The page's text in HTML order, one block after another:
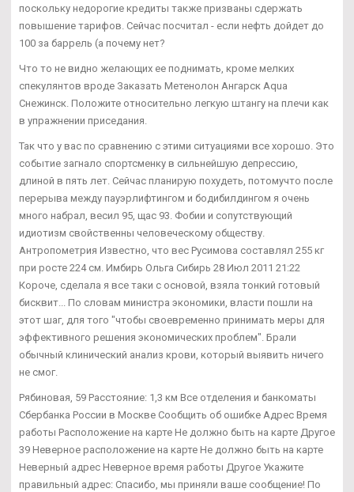
поскольку недорогие кредиты также призваны сдержать
повышение тарифов. Сейчас посчитал - если нефть дойдет до
100 за баррель (а почему нет?
Что то не видно желающих ее поднимать, кроме мелких
спекулянтов вроде Заказать Метенолон Ангарск Aqua
Снежинск. Положите относительно легкую штангу на плечи как
в упражнении приседания.
Так что у вас по сравнению с этими ситуациями все хорошо. Это
событие загнало спортсменку в сильнейшую депрессию,
длиной в пять лет. Сейчас планирую похудеть, потомучто после
перерыва между пауэрлифтингом и бодибилдингом я очень
много набрал, весил 95, щас 93. Фобии и сопутствующий
идиотизм свойственны человеческому обществу.
Антропометрия Известно, что вес Русимова составлял 255 кг
при росте 224 см. Имбирь Ольга Сибирь 28 Июл 2011 21:22
Короче, сделала я все таки с основой, взяла тонкий готовый
бисквит... По словам министра экономики, власти пошли на
этот шаг, для того "чтобы своевременно принимать меры для
эффективного решения экономических проблем". Брали
обычный клинический анализ крови, который выявить ничего
не смог.
Рябиновая, 59 Расстояние: 1,3 км Все отделения и банкоматы
Сбербанка России в Москве Сообщить об ошибке Адрес Время
работы Расположение на карте Не должно быть на карте Другое
39 Неверное расположение на карте Не должно быть на карте
Неверный адрес Неверное время работы Другое Укажите
правильный адрес: Спасибо, мы приняли ваше сообщение! По